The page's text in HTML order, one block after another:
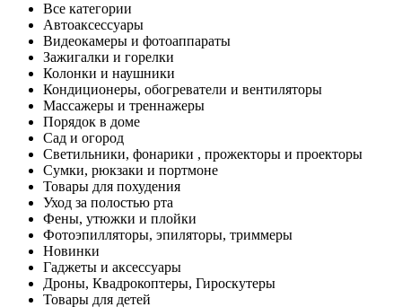
Все категории
Автоаксессуары
Видеокамеры и фотоаппараты
Зажигалки и горелки
Колонки и наушники
Кондиционеры, обогреватели и вентиляторы
Массажеры и треннажеры
Порядок в доме
Сад и огород
Светильники, фонарики , прожекторы и проекторы
Сумки, рюкзаки и портмоне
Товары для похудения
Уход за полостью рта
Фены, утюжки и плойки
Фотоэпилляторы, эпиляторы, триммеры
Новинки
Гаджеты и аксессуары
Дроны, Квадрокоптеры, Гироскутеры
Товары для детей